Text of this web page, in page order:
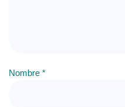
Nombre *